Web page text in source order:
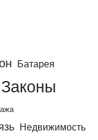
Батарея
Законы
Недвижимость